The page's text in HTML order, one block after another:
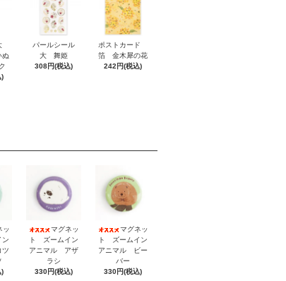
)
パールシール
大 舞姫
308円(税込)
ポストカード
箔 金木犀の花
242円(税込)
ッ
ン
)
マグネッ
ト ズームイン
アニマル アザ
ラシ
330円(税込)
マグネッ
ト ズームイン
アニマル ビー
バー
330円(税込)